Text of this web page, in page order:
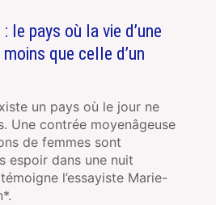
le pays où la vie d’une
que celle d’un
un pays où le jour ne
Une contrée moyenâgeuse
de femmes sont
espoir dans une nuit
l’essayiste Marie-